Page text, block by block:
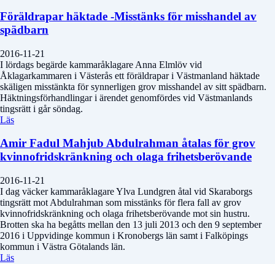
Föräldrapar häktade -Misstänks för misshandel av
spädbarn
2016-11-21
I lördags begärde kammaråklagare Anna Elmlöv vid
Åklagarkammaren i Västerås ett föräldrapar i Västmanland häktade
skäligen misstänkta för synnerligen grov misshandel av sitt spädbarn.
Häktningsförhandlingar i ärendet genomfördes vid Västmanlands
tingsrätt i går söndag.
Läs
Amir Fadul Mahjub Abdulrahman åtalas för grov
kvinnofridskränkning och olaga frihetsberövande
2016-11-21
I dag väcker kammaråklagare Ylva Lundgren åtal vid Skaraborgs
tingsrätt mot Abdulrahman som misstänks för flera fall av grov
kvinnofridskränkning och olaga frihetsberövande mot sin hustru.
Brotten ska ha begåtts mellan den 13 juli 2013 och den 9 september
2016 i Uppvidinge kommun i Kronobergs län samt i Falköpings
kommun i Västra Götalands län.
Läs